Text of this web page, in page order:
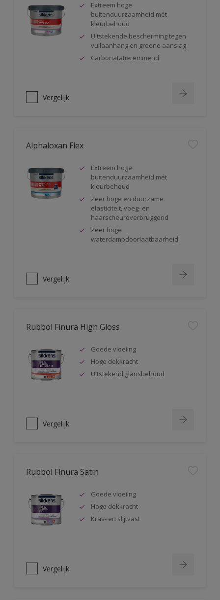
Extreem hoge
buitenduurzaamheid mét
kleurbehoud
Uitstekende bescherming tegen
vuilaanhang en groene aanslag
Carbonatatieremmend
Vergelijk
Alphaloxan Flex
Extreem hoge
buitenduurzaamheid mét
kleurbehoud
Zeer hoge en duurzame
elasticiteit, voeg- en
haarscheuroverbruggend
Zeer hoge
waterdampdoorlaatbaarheid
Vergelijk
Rubbol Finura High Gloss
Goede vloeiing
Hoge dekkracht
Uitstekend glansbehoud
Vergelijk
Rubbol Finura Satin
Goede vloeiing
Hoge dekkracht
Kras- en slijtvast
Vergelijk